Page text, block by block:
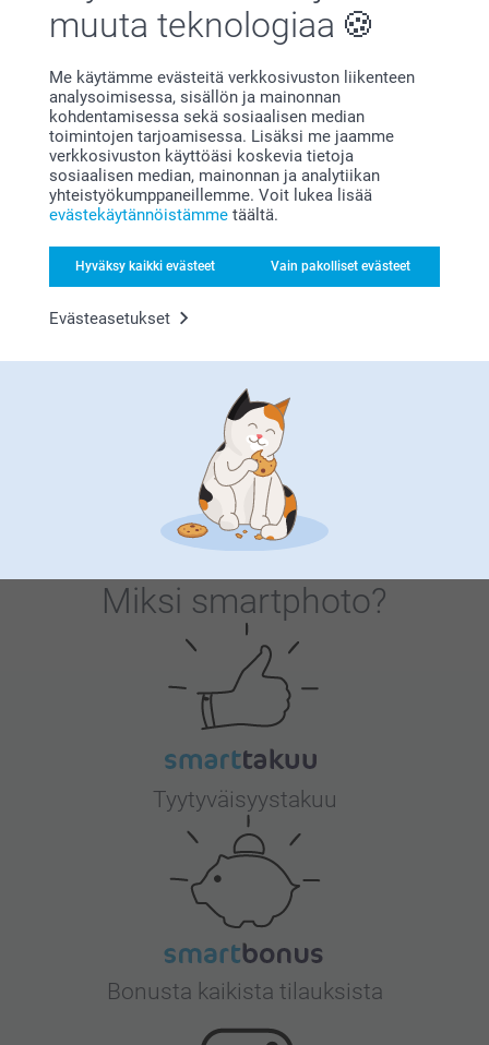
muuta teknologiaa
Me käytämme evästeitä verkkosivuston liikenteen
analysoimisessa, sisällön ja mainonnan
kohdentamisessa sekä sosiaalisen median
toimintojen tarjoamisessa. Lisäksi me jaamme
verkkosivuston käyttöäsi koskevia tietoja
sosiaalisen median, mainonnan ja analytiikan
yhteistyökumppaneillemme. Voit lukea lisää
evästekäytännöistämme täältä.
Hyväksy kaikki evästeet Vain pakolliset evästeet
Evästeasetukset
Uusi mallia
Tuikkukippo
Alkaen 15,95
(9 arvostelut)
Puupidike kuvilla ja
kuivakukilla
4 mallia
Alkaen 29,95
Puutaulu pieni
3 mallia
27,95
(6 arvostelut)
Ystävänpäivä lahjoja naisille
Osoita rakkauttasi ja arvostustasi henkilökohtaisella
ja ainutlaatuisella lahjalla hänelle. Meillä on lahjoja
kaikille, joten varmista, että olet valmis helmikuun
14. päivään, rakkauden päivään!
Miksi smartphoto?
Tyytyväisyystakuu
Bonusta kaikista tilauksista